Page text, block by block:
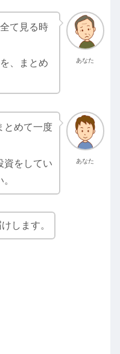
あなた
て見る時
、まとめ
あなた
とめて一度
資をしてい
します。